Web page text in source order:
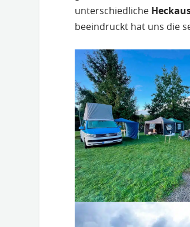
unterschiedliche
beeindruckt hat uns die